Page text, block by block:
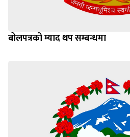
बोलपत्रको म्याद थप सम्बन्धमा